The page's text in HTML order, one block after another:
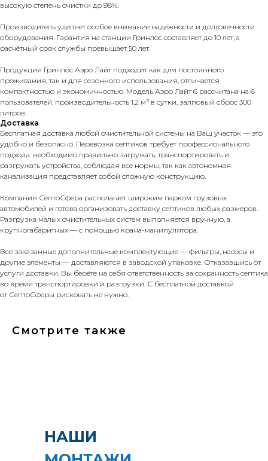
высокую степень очистки до 98%.
Производитель уделяет особое внимание надёжности и долговечности
оборудования. Гарантия на станции Гринлос составляет до 10 лет, а
расчётный срок службы превышает 50 лет.
Продукция Гринлос Аэро Лайт подходит как для постоянного
проживания, так и для сезонного использования, отличается
компактностью и экономичностью. Модель Аэро Лайт 6 рассчитана на 6
пользователей, производительность 1,2 м³ в сутки, залповый сброс 300
литров.
Доставка
Бесплатная доставка любой очистительной системы на Ваш участок — это
удобно и безопасно. Перевозка септиков требует профессионального
подхода: необходимо правильно загружать, транспортировать и
разгружать устройства, соблюдая все нормы, так как автономная
канализация представляет собой сложную конструкцию.
Компания СептоСфера располагает широким парком грузовых
автомобилей и готова организовать доставку септиков любых размеров.
Разгрузка малых очистительных систем выполняется вручную, а
крупногабаритных — с помощью крана-манипулятора.
Все заказанные дополнительные комплектующие — фильтры, насосы и
другие элементы — доставляются в заводской упаковке. Отказавшись от
услуги доставки, Вы берёте на себя ответственность за сохранность септика
во время транспортировки и разгрузки. С бесплатной доставкой
от СептоСферы рисковать не нужно.
Смотрите также
НАШИ